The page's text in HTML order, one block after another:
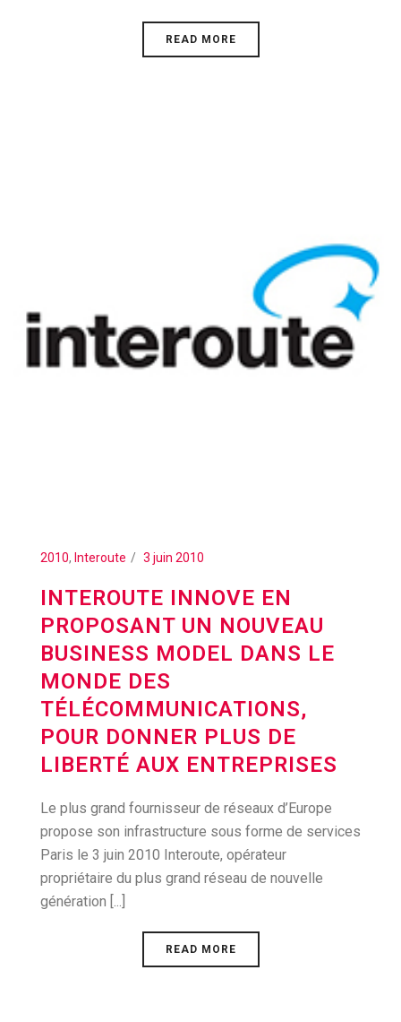
READ MORE
2010, Interoute 3 juin 2010
INTEROUTE INNOVE EN
PROPOSANT UN NOUVEAU
BUSINESS MODEL DANS LE
MONDE DES
TÉLÉCOMMUNICATIONS,
POUR DONNER PLUS DE
LIBERTÉ AUX ENTREPRISES
Le plus grand fournisseur de réseaux d’Europe
propose son infrastructure sous forme de services
Paris le 3 juin 2010 Interoute, opérateur
propriétaire du plus grand réseau de nouvelle
génération [...]
READ MORE